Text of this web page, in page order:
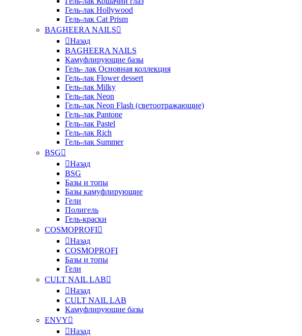
Гель-лак Hollywood
Гель-лак Cat Prism
BAGHEERA NAILS
Назад
BAGHEERA NAILS
Камуфлирующие базы
Гель- лак Основная коллекция
Гель-лак Flower dessert
Гель-лак Milky
Гель-лак Neon
Гель-лак Neon Flash (светоотражающие)
Гель-лак Pantone
Гель-лак Pastel
Гель-лак Rich
Гель-лак Summer
BSG
Назад
BSG
Базы и топы
Базы камуфлирующие
Гели
Полигель
Гель-краски
COSMOPROFI
Назад
COSMOPROFI
Базы и топы
Гели
CULT NAIL LAB
Назад
CULT NAIL LAB
Камуфлирующие базы
ENVY
Назад